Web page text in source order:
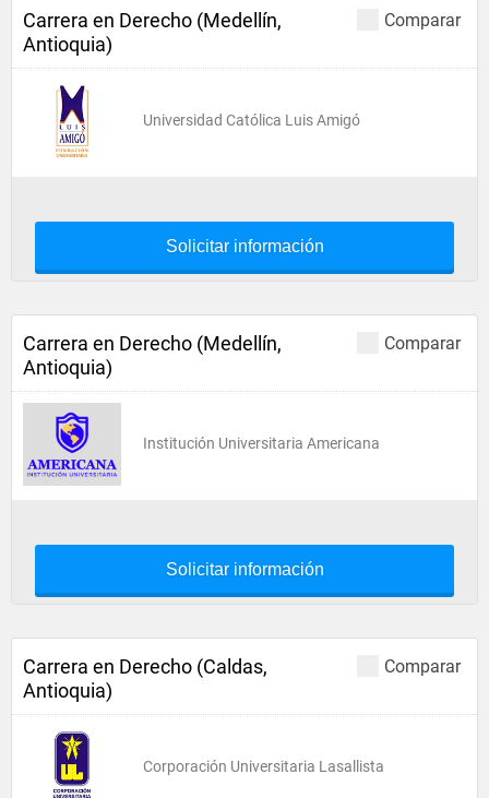
Comparar
Carrera en Derecho (Medellín,
Antioquia)
Universidad Católica Luis Amigó
Solicitar información
Comparar
Carrera en Derecho (Medellín,
Antioquia)
Institución Universitaria Americana
Solicitar información
Comparar
Carrera en Derecho (Caldas,
Antioquia)
Corporación Universitaria Lasallista